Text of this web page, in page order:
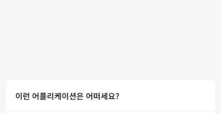
이런 어플리케이션은 어떠세요?